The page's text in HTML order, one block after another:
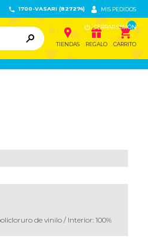
 1700-VASARI (827274)  MIS PEDIDOS
 CERRAR SESIÓN
 
TIENDAS

REGALO
ຐ
CARRITO
de vinilo / Interior: 100%